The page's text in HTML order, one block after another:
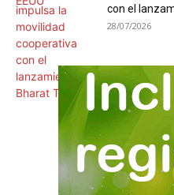
con el
28/07/2026